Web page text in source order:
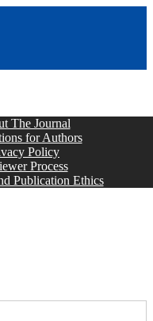
The Journal
for Authors
Policy
Process
Publication Ethics